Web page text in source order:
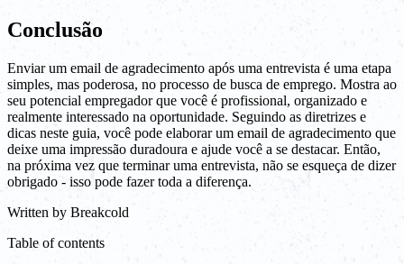
Conclusão
Enviar um email de agradecimento após uma entrevista é uma etapa
simples, mas poderosa, no processo de busca de emprego. Mostra ao
seu potencial empregador que você é profissional, organizado e
realmente interessado na oportunidade. Seguindo as diretrizes e
dicas neste guia, você pode elaborar um email de agradecimento que
deixe uma impressão duradoura e ajude você a se destacar. Então,
na próxima vez que terminar uma entrevista, não se esqueça de dizer
obrigado - isso pode fazer toda a diferença.
Written by Breakcold
Table of contents